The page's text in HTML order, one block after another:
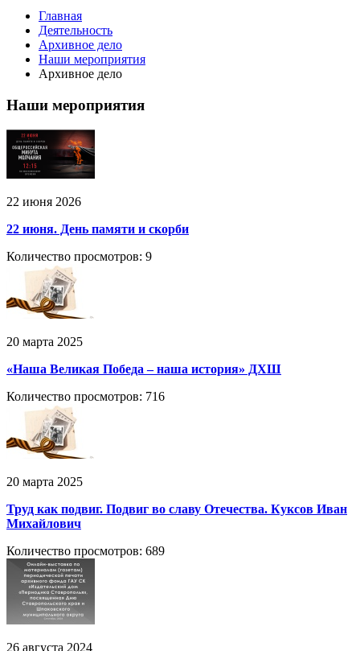
Главная
Деятельность
Архивное дело
Наши мероприятия
Архивное дело
Наши мероприятия
22 июня 2026
22 июня. День памяти и скорби
Количество просмотров: 9
20 марта 2025
«Наша Великая Победа – наша история» ДХШ
Количество просмотров: 716
20 марта 2025
Труд как подвиг. Подвиг во славу Отечества. Куксов Иван
Михайлович
Количество просмотров: 689
26 августа 2024